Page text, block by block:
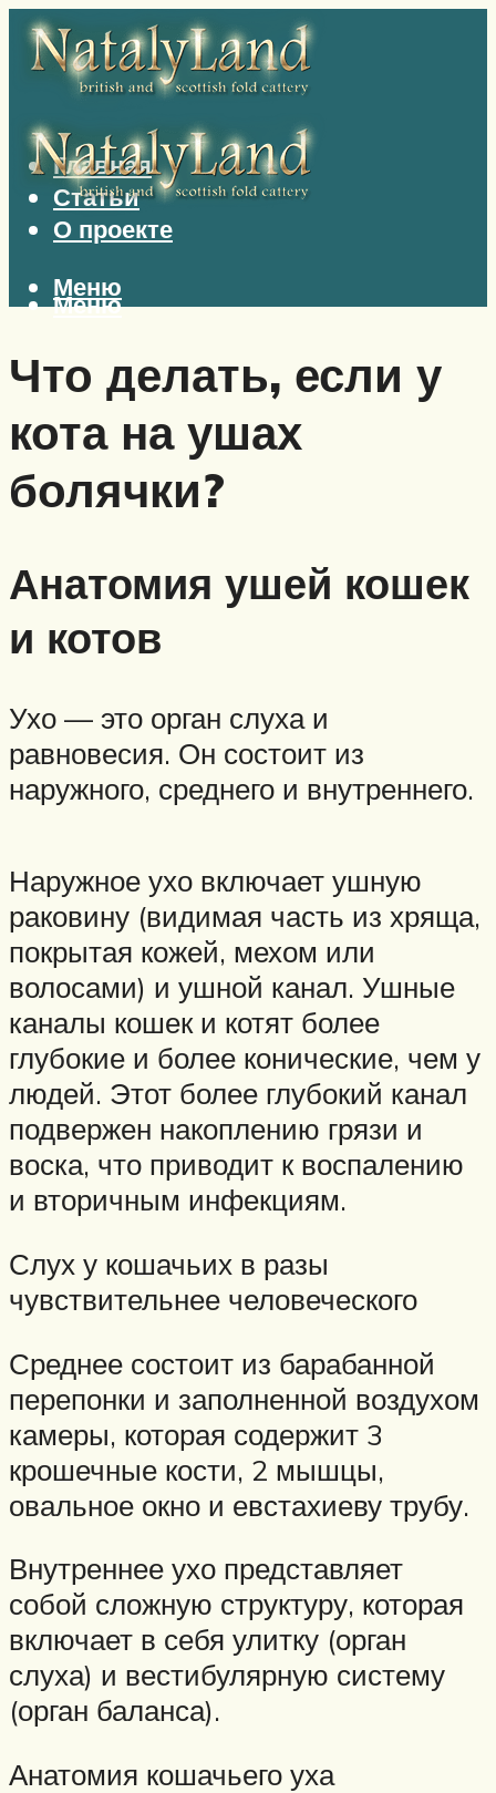
Главная
Статьи
О проекте
Меню
Меню
Что делать, если у
кота на ушах
болячки?
Анатомия ушей кошек
и котов
Ухо — это орган слуха и
равновесия. Он состоит из
наружного, среднего и внутреннего.
Наружное ухо включает ушную
раковину (видимая часть из хряща,
покрытая кожей, мехом или
волосами) и ушной канал. Ушные
каналы кошек и котят более
глубокие и более конические, чем у
людей. Этот более глубокий канал
подвержен накоплению грязи и
воска, что приводит к воспалению
и вторичным инфекциям.
Слух у кошачьих в разы
чувствительнее человеческого
Среднее состоит из барабанной
перепонки и заполненной воздухом
камеры, которая содержит 3
крошечные кости, 2 мышцы,
овальное окно и евстахиеву трубу.
Внутреннее ухо представляет
собой сложную структуру, которая
включает в себя улитку (орган
слуха) и вестибулярную систему
(орган баланса).
Анатомия кошачьего уха